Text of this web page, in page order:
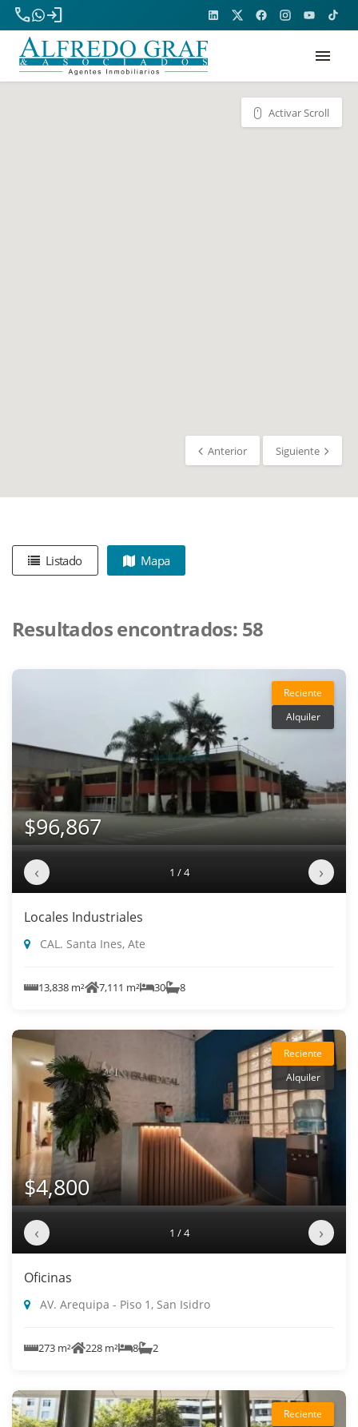
phone
login
menu
Activar Scroll
Anterior Siguiente
Listado Mapa
Resultados encontrados: 58
Reciente
Alquiler
$96,867
‹ 1 / 4 ›
Locales Industriales
CAL. Santa Ines, Ate
13,838 m² 7,111 m² 30 8
Reciente
Alquiler
$4,800
‹ 1 / 4 ›
Oficinas
AV. Arequipa - Piso 1, San Isidro
273 m² 228 m² 8 2
Reciente